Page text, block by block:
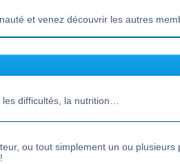
et venez découvrir les autres
difficultés, la nutrition…
ou tout simplement un ou plusieurs